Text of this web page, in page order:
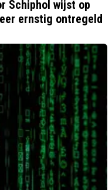
Schiphol wijst op
ernstig ontregeld